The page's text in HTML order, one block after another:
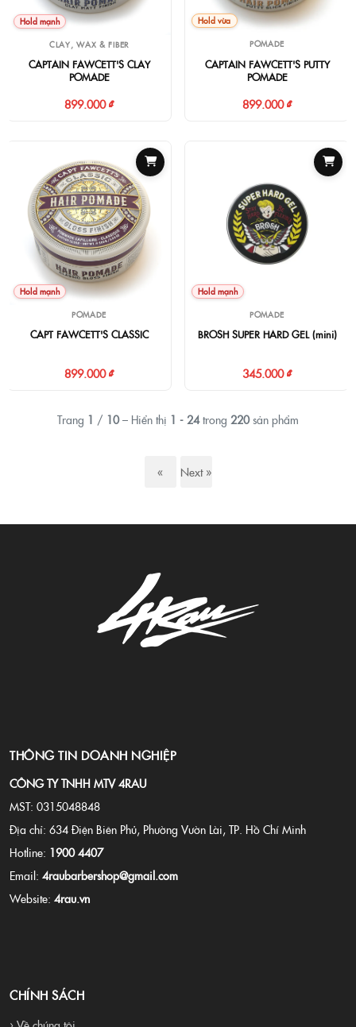
Hold mạnh
CLAY, WAX & FIBER
CAPTAIN FAWCETT'S CLAY
POMADE
899.000 ₫
Hold vừa
POMADE
CAPTAIN FAWCETT'S PUTTY
POMADE
899.000 ₫
Hold mạnh
POMADE
CAPT FAWCETT'S CLASSIC
899.000 ₫
Hold mạnh
POMADE
BROSH SUPER HARD GEL (mini)
345.000 ₫
Trang 1 / 10– Hiển thị 1 - 24trong 220sản phẩm
«
Next »
THÔNG TIN DOANH NGHIỆP
CÔNG TY TNHH MTV 4RAU
MST: 0315048848
Địa chỉ: 634 Điện Biên Phủ, Phường Vườn Lài, TP. Hồ Chí Minh
Hotline: 1900 4407
Email: 4raubarbershop@gmail.com
Website: 4rau.vn
CHÍNH SÁCH